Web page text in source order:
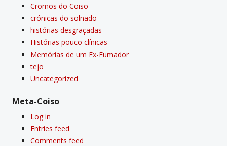
Cromos do Coiso
crónicas do solnado
histórias desgraçadas
Histórias pouco clí­nicas
Memórias de um Ex-Fumador
tejo
Uncategorized
Meta-Coiso
Log in
Entries feed
Comments feed